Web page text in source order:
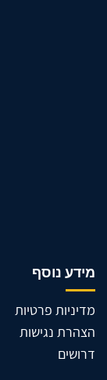
מידע נוסף
מדיניות פרטיות
הצהרת נגישות
דרושים